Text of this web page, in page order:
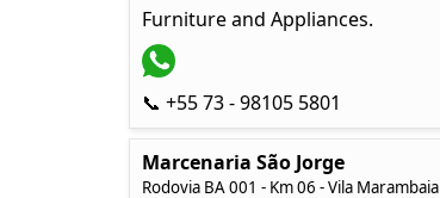
Furniture and Appliances.
📞 +55 73 - 98105 5801
Marcenaria São Jorge
Rodovia BA 001 - Km 06 - Vila Marambaia